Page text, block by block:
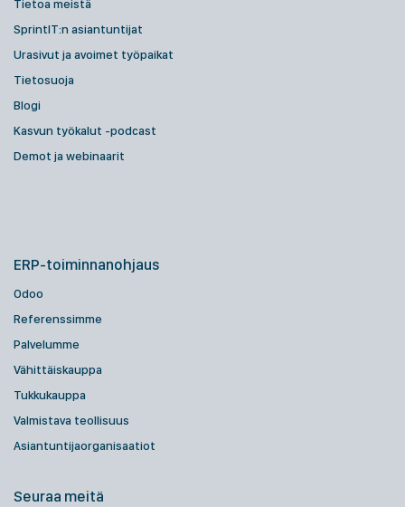
Tietoa meistä
SprintIT:n asiantuntijat
Urasivut ja avoimet työpaikat
Tietosuoja
Blogi
Kasvun työkalut -podcast
Demot ja webinaarit
ERP-toiminnanohjaus
Odoo
Referenssimme
Palvelumme
Vähittäiskauppa
Tukkukauppa
Valmistava teollisuus
Asiantuntijaorganisaatiot
Seuraa meitä